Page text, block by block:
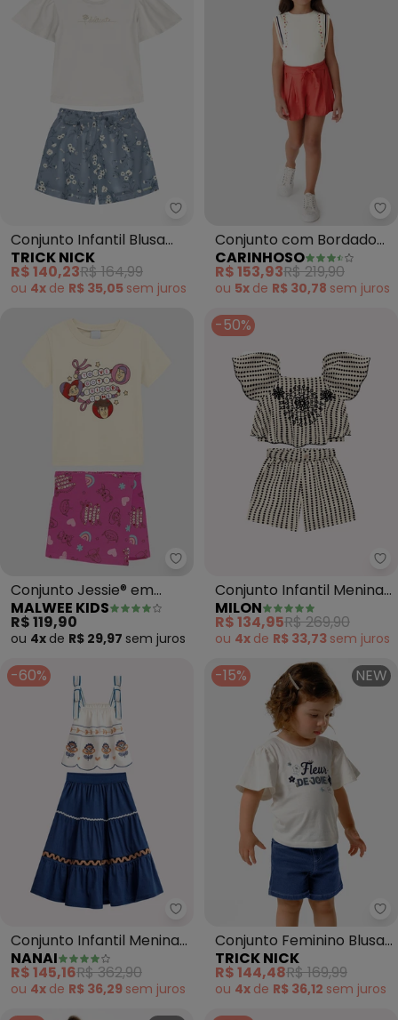
Trick Nick - Conjunto Infantil
Conjunto Infantil Blusa
com Shorts (Bege)
TRICK NICK
R$ 140,23R$ 164,99
ou 4x de R$ 35,05 sem juros
Conjunto com Bordado
Floral Menina (Off White)
CARINHOSO
R$ 153,93R$ 219,90
ou 5x de R$ 30,78 sem juros
Malwee Kids - Conjunto
Conjunto Jessie® em
Malha (Bege)
MALWEE KIDS
R$ 119,90
ou 4x de R$ 29,97 sem juros
-50%
Conjunto Infantil Menina
Bordado (Bege)
MILON
R$ 134,95R$ 269,90
ou 4x de R$ 33,73 sem juros
-60%
Nanai - Conjunto Infantil
Conjunto Infantil Menina
Bordado (Off White)
NANAI
R$ 145,16R$ 362,90
ou 4x de R$ 36,29 sem juros
-15% NEW
Conjunto Feminino Blusa
com Shorts (Bege)
TRICK NICK
R$ 144,48R$ 169,99
ou 4x de R$ 36,12 sem juros